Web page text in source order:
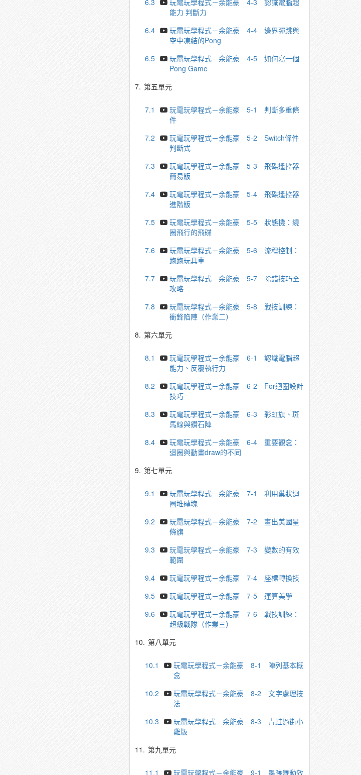
6.3
玩電玩學程式－余能豪 4-3 認識電腦超
能力 判斷力
6.4
玩電玩學程式－余能豪 4-4 邊界彈跳與
空中凍結的Pong
6.5
玩電玩學程式－余能豪 4-5 如何寫一個
Pong Game
7. 第五單元
7.1
玩電玩學程式－余能豪 5-1 判斷多重條
件
7.2
玩電玩學程式－余能豪 5-2 Switch條件
判斷式
7.3
玩電玩學程式－余能豪 5-3 飛碟遙控器
簡易版
7.4
玩電玩學程式－余能豪 5-4 飛碟遙控器
進階版
7.5
玩電玩學程式－余能豪 5-5 狀態機：繞
圈飛行的飛碟
7.6
玩電玩學程式－余能豪 5-6 流程控制：
跑跑玩具車
7.7
玩電玩學程式－余能豪 5-7 除錯技巧全
攻略
7.8
玩電玩學程式－余能豪 5-8 戰技訓練：
衝鋒陷陣（作業二）
8. 第六單元
8.1
玩電玩學程式－余能豪 6-1 認識電腦超
能力、反覆執行力
8.2
玩電玩學程式－余能豪 6-2 For迴圈設計
技巧
8.3
玩電玩學程式－余能豪 6-3 彩虹旗、斑
馬線與鑽石陣
8.4
玩電玩學程式－余能豪 6-4 重要觀念：
迴圈與動畫draw的不同
9. 第七單元
9.1
玩電玩學程式－余能豪 7-1 利用巢狀迴
圈堆磚塊
9.2
玩電玩學程式－余能豪 7-2 畫出美國星
條旗
9.3
玩電玩學程式－余能豪 7-3 變數的有效
範圍
9.4
玩電玩學程式－余能豪 7-4 座標轉換技
9.5
玩電玩學程式－余能豪 7-5 運算美學
9.6
玩電玩學程式－余能豪 7-6 戰技訓練：
超級戰隊（作業三）
10. 第八單元
10.1
玩電玩學程式－余能豪 8-1 陣列基本概
念
10.2
玩電玩學程式－余能豪 8-2 文字處理技
法
10.3
玩電玩學程式－余能豪 8-3 青蛙過街小
雞版
11. 第九單元
11.1 玩電玩學程式－余能豪 9-1 墨跡舞動效